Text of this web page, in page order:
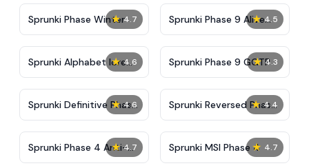
★ 4.7
Sprunki Phase Winter ★ 4.5
Sprunki Phase 9 Alive
And Malediction
★ 4.6
Sprunki Alphabet lore
Arabic Phase 3
★ 4.3
Sprunki Phase 9 GGTP
★ 4.6
Sprunki Definitive Phase
9 New
★ 4.4
Sprunki Reversed Phase
3 Definitive
★ 4.7
Sprunki Phase 4 Anti-
Shifted
★ 4.7
Sprunki MSI Phase 4